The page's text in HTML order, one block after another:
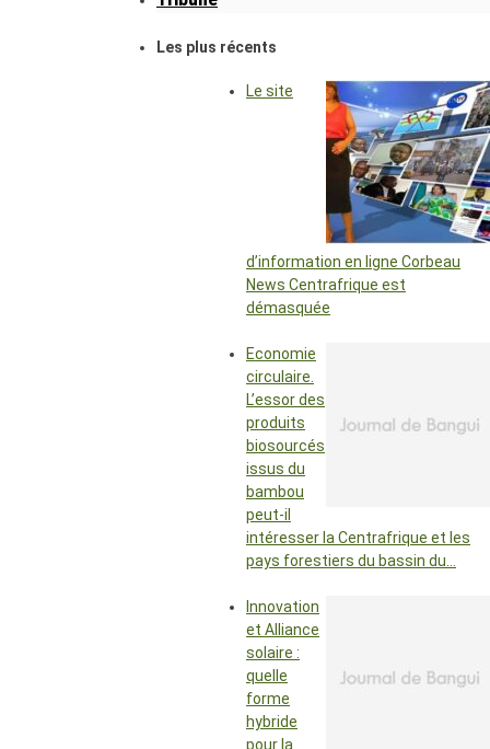
Les plus récents
Le site
d’information en ligne Corbeau
News Centrafrique est
démasquée
Economie
circulaire.
L’essor des
produits
biosourcés
issus du
bambou
peut-il
intéresser la Centrafrique et les
pays forestiers du bassin du…
Innovation
et Alliance
solaire :
quelle
forme
hybride
pour la